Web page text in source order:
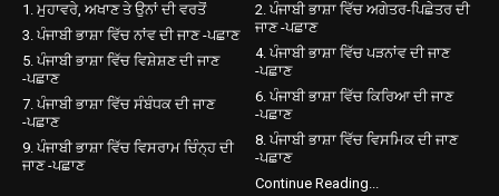
1. ਮੁਹਾਵਰੇ, ਅਖਾਣ ਤੇ ਉਨਾਂ ਦੀ ਵਰਤੋਂ
2. ਪੰਜਾਬੀ ਭਾਸ਼ਾ ਵਿੱਚ ਅਗੇਤਰ-ਪਿਛੇਤਰ ਦੀ
ਜਾਣ -ਪਛਾਣ
3. ਪੰਜਾਬੀ ਭਾਸ਼ਾ ਵਿੱਚ ਨਾਂਵ ਦੀ ਜਾਣ -ਪਛਾਣ
4. ਪੰਜਾਬੀ ਭਾਸ਼ਾ ਵਿੱਚ ਪੜਨਾਂਵ ਦੀ ਜਾਣ
-ਪਛਾਣ
5. ਪੰਜਾਬੀ ਭਾਸ਼ਾ ਵਿੱਚ ਵਿਸ਼ੇਸ਼ਣ ਦੀ ਜਾਣ
-ਪਛਾਣ
6. ਪੰਜਾਬੀ ਭਾਸ਼ਾ ਵਿੱਚ ਕਿਰਿਆ ਦੀ ਜਾਣ
-ਪਛਾਣ
7. ਪੰਜਾਬੀ ਭਾਸ਼ਾ ਵਿੱਚ ਸੰਬੰਧਕ ਦੀ ਜਾਣ
-ਪਛਾਣ
8. ਪੰਜਾਬੀ ਭਾਸ਼ਾ ਵਿੱਚ ਵਿਸਮਿਕ ਦੀ ਜਾਣ
-ਪਛਾਣ
9. ਪੰਜਾਬੀ ਭਾਸ਼ਾ ਵਿੱਚ ਵਿਸਰਾਮ ਚਿੰਨ੍ਹ ਦੀ
ਜਾਣ -ਪਛਾਣ
Continue Reading...